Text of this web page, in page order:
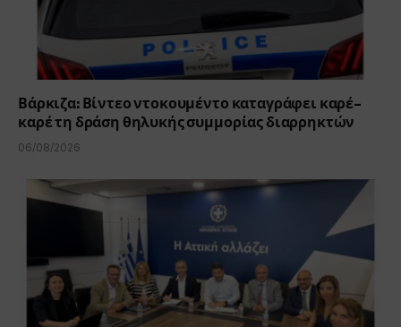
Βάρκιζα: Βίντεο ντοκουμέντο καταγράφει καρέ-
καρέ τη δράση θηλυκής συμμορίας διαρρηκτών
06/08/2026